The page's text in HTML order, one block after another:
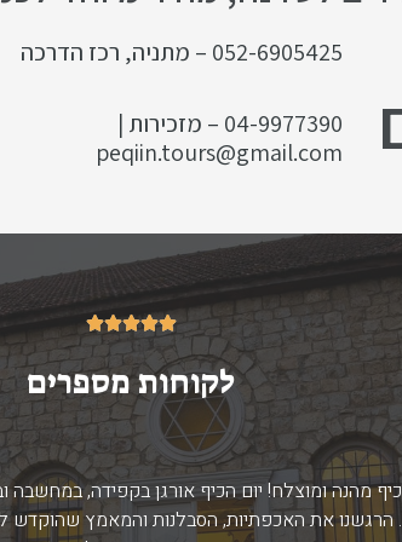
052-6905425 – מתניה, רכז הדרכה
04-9977390 – מזכירות |
peqiin.tours@gmail.com





5/5
לקוחות מספרים
משפחתי על החוויה הנהדרת שזכינו לה, אשר
הלוגיסטי והן בהיבט התוכני - הטיול היה